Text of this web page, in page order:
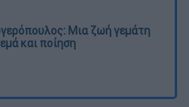
Μια ζωή γεμάτη
και ποίηση